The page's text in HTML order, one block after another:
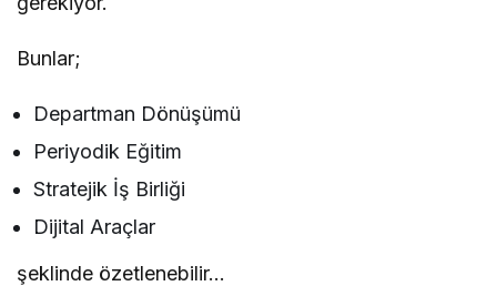
Bunlar;
Departman Dönüşümü
Periyodik Eğitim
Stratejik İş Birliği
Dijital Araçlar
şeklinde özetlenebilir…